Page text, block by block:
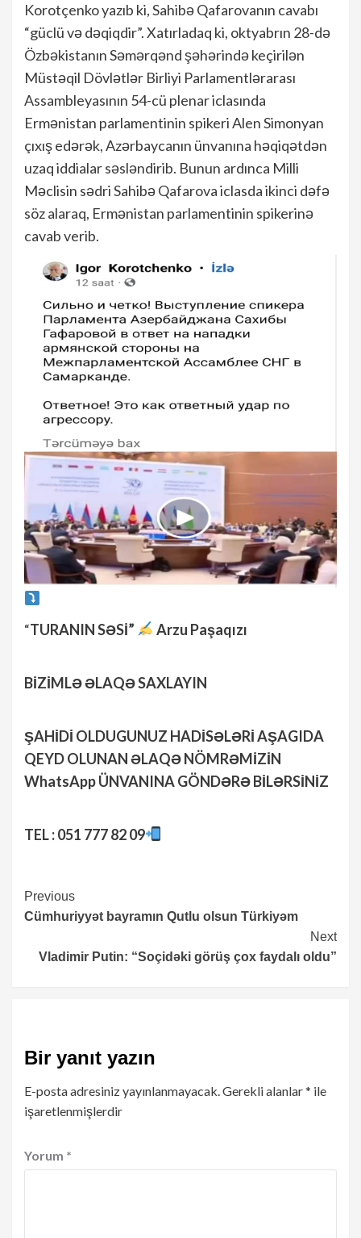
Korotçenko yazıb ki, Sahibə Qafarovanın cavabı
“güclü və dəqiqdir”. Xatırladaq ki, oktyabrın 28-də
Özbəkistanın Səmərqənd şəhərində keçirilən
Müstəqil Dövlətlər Birliyi Parlamentlərarası
Assambleyasının 54-cü plenar iclasında
Ermənistan parlamentinin spikeri Alen Simonyan
çıxış edərək, Azərbaycanın ünvanına həqiqətdən
uzaq iddialar səsləndirib. Bunun ardınca Milli
Məclisin sədri Sahibə Qafarova iclasda ikinci dəfə
söz alaraq, Ermənistan parlamentinin spikerinə
cavab verib.
“TURANIN SƏSİ” Arzu Paşaqızı
BİZİMLƏ ƏLAQƏ SAXLAYIN
ŞAHİDİ OLDUGUNUZ HADİSƏLƏRİ AŞAGIDA
QEYD OLUNAN ƏLAQƏ NÖMRƏMİZİN
WhatsApp ÜNVANINA GÖNDƏRƏ BİLƏRSİNİZ
TEL : 051 777 82 09
Continue
Reading
Previous
Cümhuriyyət bayramın Qutlu olsun Türkiyəm
Next
Vladimir Putin: “Soçidəki görüş çox faydalı oldu”
Bir yanıt yazın
E-posta adresiniz yayınlanmayacak. Gerekli alanlar* ile
işaretlenmişlerdir
Yorum *